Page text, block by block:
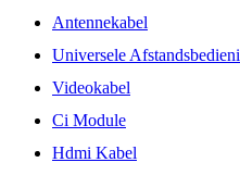
Antennekabel
Universele
Videokabel
Ci Module
Hdmi Kabel